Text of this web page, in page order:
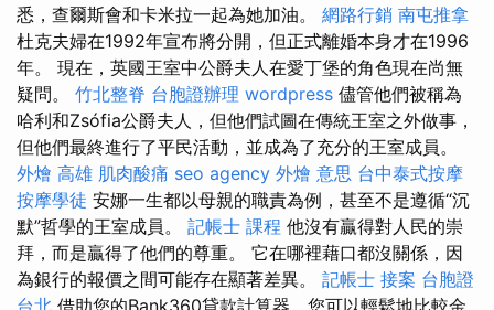
悉，查爾斯會和卡米拉一起為她加油。 網路行銷 南屯推拿
杜克夫婦在1992年宣布將分開，但正式離婚本身才在1996
年。 現在，英國王室中公爵夫人在愛丁堡的角色現在尚無
疑問。 竹北整脊 台胞證辦理 wordpress 儘管他們被稱為
哈利和Zsófia公爵夫人，但他們試圖在傳統王室之外做事，
但他們最終進行了平民活動，並成為了充分的王室成員。
外燴 高雄 肌肉酸痛 seo agency 外燴 意思 台中泰式按摩
按摩學徒 安娜一生都以母親的職責為例，甚至不是遵循“沉
默”哲學的王室成員。 記帳士 課程 他沒有贏得對人民的崇
拜，而是贏得了他們的尊重。 它在哪裡藉口都沒關係，因
為銀行的報價之間可能存在顯著差異。 記帳士 接案 台胞證
台北 借助您的Bank360貸款計算器，您可以輕鬆地比較金